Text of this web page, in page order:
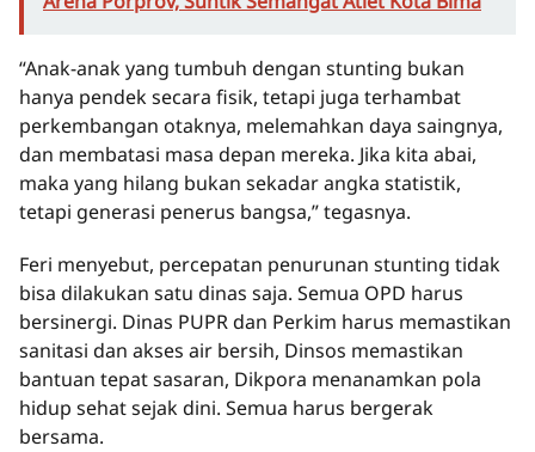
“Anak-anak yang tumbuh dengan stunting bukan
hanya pendek secara fisik, tetapi juga terhambat
perkembangan otaknya, melemahkan daya saingnya,
dan membatasi masa depan mereka. Jika kita abai,
maka yang hilang bukan sekadar angka statistik,
tetapi generasi penerus bangsa,” tegasnya.
Feri menyebut, percepatan penurunan stunting tidak
bisa dilakukan satu dinas saja. Semua OPD harus
bersinergi. Dinas PUPR dan Perkim harus memastikan
sanitasi dan akses air bersih, Dinsos memastikan
bantuan tepat sasaran, Dikpora menanamkan pola
hidup sehat sejak dini. Semua harus bergerak
bersama.